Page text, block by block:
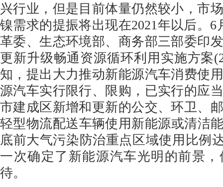
兴行业，但是目前体量仍然较小，市
镍需求的提振将出现在2021年以后。6
革委、生态环境部、商务部三部委印
更新升级畅通资源循环利用实施方案
知，提出大力推动新能源汽车消费使
源汽车实行限行、限购，已实行的应
市建成区新增和更新的公交、环卫、
轻型物流配送车辆使用新能源或清洁
底前大气污染防治重点区域使用比例
一次确定了新能源汽车光明的前景
待。